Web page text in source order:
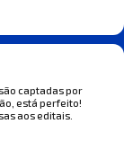
captadas por
está perfeito!
aos editais.